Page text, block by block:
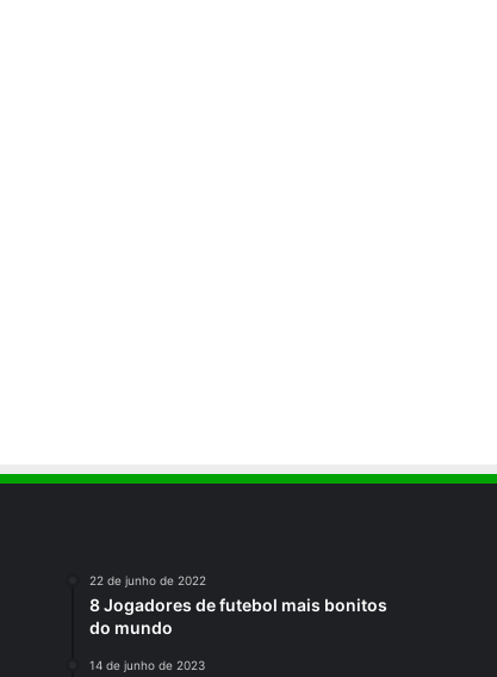
22 de junho de 2022
8 Jogadores de futebol mais bonitos
do mundo
14 de junho de 2023